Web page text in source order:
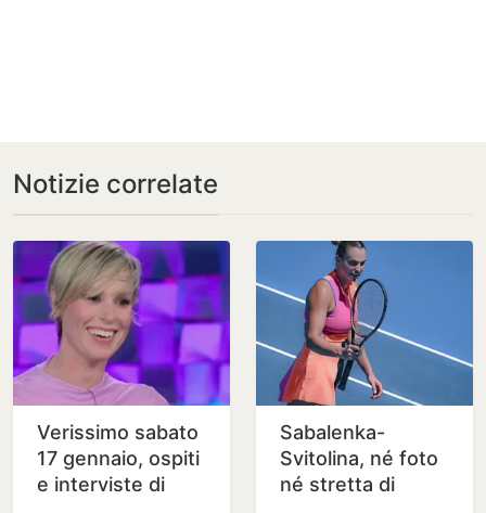
Notizie correlate
Verissimo sabato
17 gennaio, ospiti
e interviste di
Sabalenka-
Svitolina, né foto
né stretta di